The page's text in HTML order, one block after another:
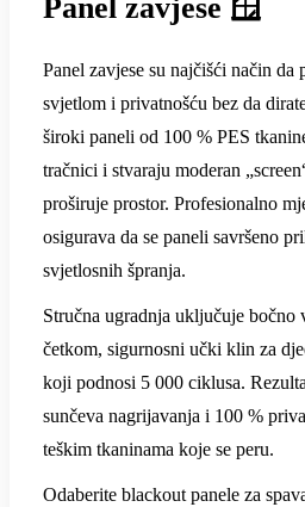
Panel zavjese 🪟
Panel zavjese su najčišći način da
svjetlom i privatnošću bez da
široki paneli od 100 % PES
tračnici i stvaraju moderan
proširuje prostor. Profesionalno
osigurava da se paneli savršeno
svjetlosnih špranja.
Stručna ugradnja uključuje bočno
četkom, sigurnosni učki klin za
koji podnosi 5 000 ciklusa.
sunčeva nagrijavanja i 100 %
teškim tkaninama koje se peru.
Odaberite blackout panele za